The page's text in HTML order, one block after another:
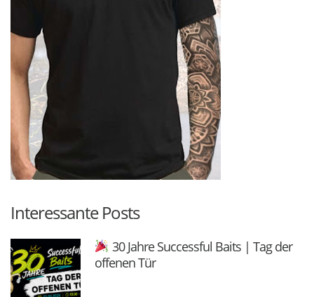
Interessante Posts
30 Jahre Successful Baits | Tag der
offenen Tür